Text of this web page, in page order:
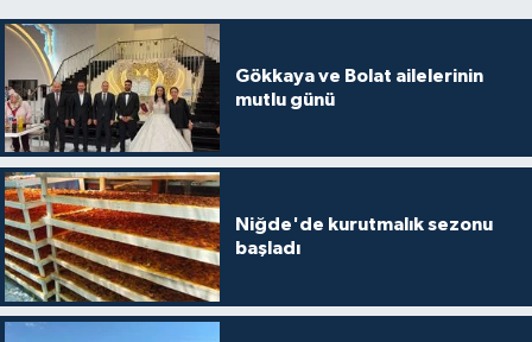
Gökkaya ve Bolat ailelerinin
mutlu günü
Niğde'de kurutmalık sezonu
başladı